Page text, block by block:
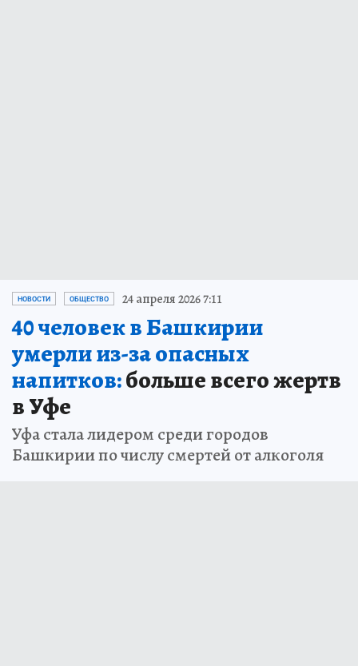
НОВОСТИ ОБЩЕСТВО 24 апреля 2026 7:11
40 человек в Башкирии
умерли из-за опасных
напитков:больше всего жертв
в Уфе
Уфа стала лидером среди городов
Башкирии по числу смертей от алкоголя